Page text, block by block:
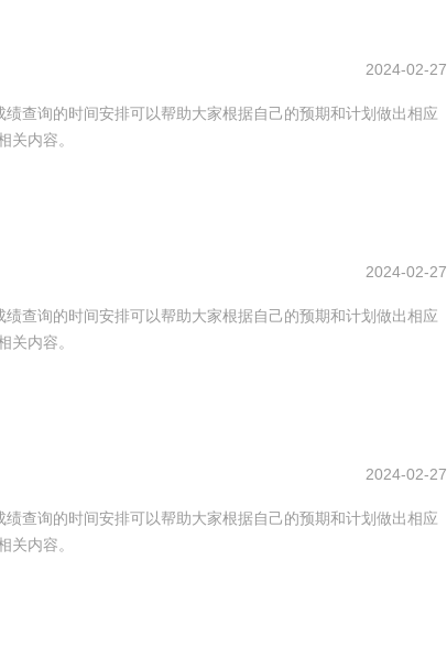
2024-02-27
查询的时间安排可以帮助大家根据自己的预期和计划做出相应
关内容。
2024-02-27
查询的时间安排可以帮助大家根据自己的预期和计划做出相应
关内容。
2024-02-27
查询的时间安排可以帮助大家根据自己的预期和计划做出相应
关内容。